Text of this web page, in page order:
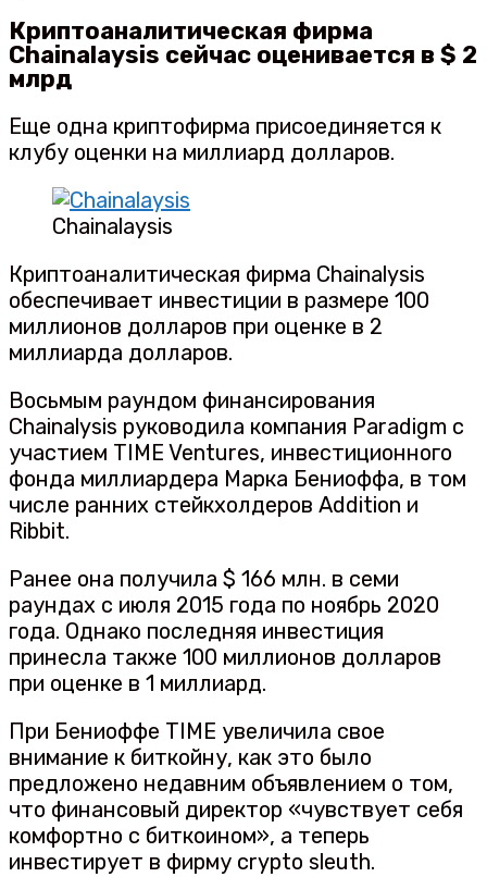
Криптоаналитическая фирма
Chainalaysis сейчас оценивается в $ 2
млрд
Еще одна криптофирма присоединяется к
клубу оценки на миллиард долларов.
Chainalaysis
Криптоаналитическая фирма Chainalysis
обеспечивает инвестиции в размере 100
миллионов долларов при оценке в 2
миллиарда долларов.
Восьмым раундом финансирования
Chainalysis руководила компания Paradigm с
участием TIME Ventures, инвестиционного
фонда миллиардера Марка Бениоффа, в том
числе ранних стейкхолдеров Addition и
Ribbit.
Ранее она получила $ 166 млн. в семи
раундах с июля 2015 года по ноябрь 2020
года. Однако последняя инвестиция
принесла также 100 миллионов долларов
при оценке в 1 миллиард.
При Бениоффе TIME увеличила свое
внимание к биткойну, как это было
предложено недавним объявлением о том,
что финансовый директор «чувствует себя
комфортно с биткоином», а теперь
инвестирует в фирму crypto sleuth.